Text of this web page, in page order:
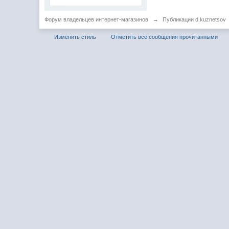
Форум владельцев интернет-магазинов → Публикации d.kuznetsov
Изменить стиль Отметить все сообщения прочитанными